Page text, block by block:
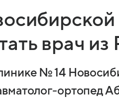
врач из
№ 14
ортопед